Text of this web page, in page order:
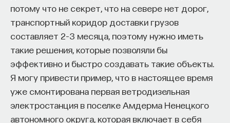
потому что не секрет, что на севере нет дорог,
транспортный коридор доставки грузов
составляет 2–3 месяца, поэтому нужно иметь
такие решения, которые позволяли бы
эффективно и быстро создавать такие объекты.
Я могу привести пример, что в настоящее время
уже смонтирована первая ветродизельная
электростанция в поселке Амдерма Ненецкого
автономного округа, которая включает в себя